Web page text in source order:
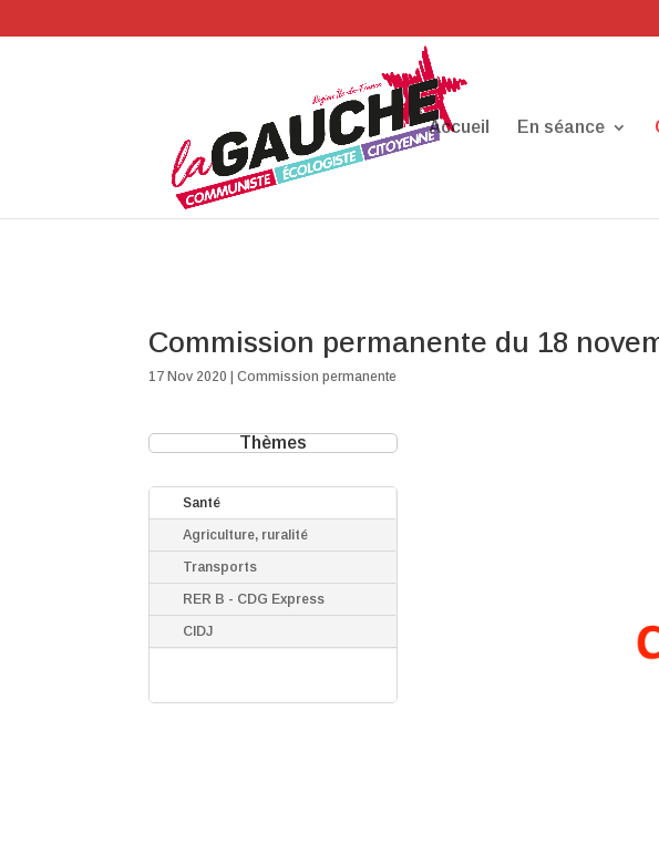
Accueil En séance
Commission permanente du 18
17 Nov 2020 |Commission permanente
Thèmes
Santé
Agriculture, ruralité
Transports
RER B - CDG Express
CIDJ